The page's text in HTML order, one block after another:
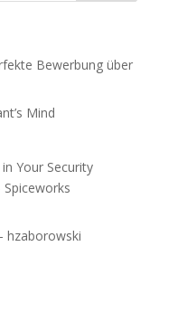
Bewerbung über
Mind
Your Security
hzaborowski